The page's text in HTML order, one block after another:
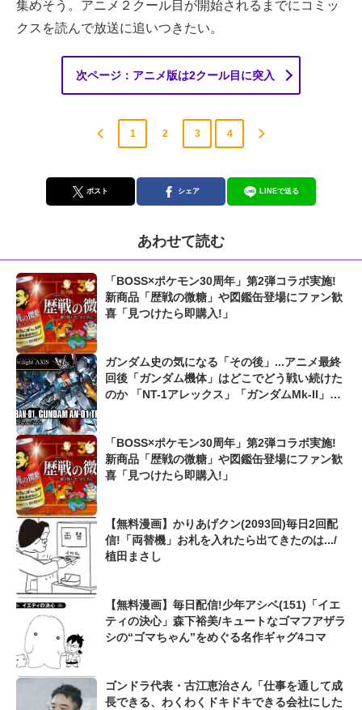
集めそう。アニメ２クール目が開始されるまでにコミッ
クスを読んで放送に追いつきたい。
次ページ：アニメ版は2クール目に突入
1 2 3 4
ポスト シェア LINEで送る
あわせて読む
「BOSS×ポケモン30周年」第2弾コラボ実施!
新商品「歴戦の微糖」や図鑑缶登場にファン歓
喜「見つけたら即購入!」
ガンダム史の気になる「その後」...アニメ最終
回後「ガンダム機体」はどこでどう戦い続けた
のか 「NT-1アレックス」「ガンダムMk-II」
「BOSS×ポケモン30周年」第2弾コラボ実施!
新商品「歴戦の微糖」や図鑑缶登場にファン歓
喜「見つけたら即購入!」
【無料漫画】かりあげクン(2093回)毎日2回配
信!「両替機」お札を入れたら出てきたのは.../
植田まさし
【無料漫画】毎日配信!少年アシベ(151)「イエ
ティの決心」森下裕美/キュートなゴマフアザラ
シの“ゴマちゃん”をめぐる名作ギャグ4コマ
ゴンドラ代表・古江恵治さん「仕事を通して成
長できる、わくわくドキドキできる会社にした